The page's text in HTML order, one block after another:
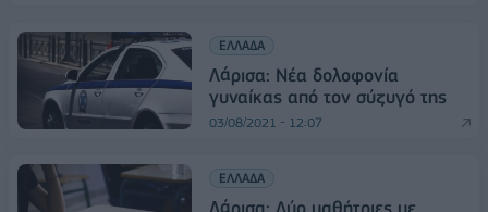
ΕΛΛΑΔΑ
Λάρισα: Νέα δολοφονία
γυναίκας από τον σύζυγό της
03/08/2021 - 12:07
ΕΛΛΑΔΑ